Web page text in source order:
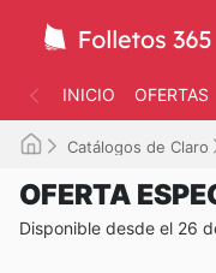
INICIO OFERTAS
Catálogos de Claro
OFERTA
Disponible desde el 26